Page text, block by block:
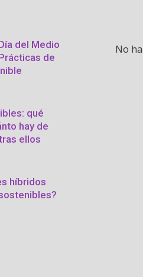
del Medio
de
qué
hay de
ellos
híbridos
No